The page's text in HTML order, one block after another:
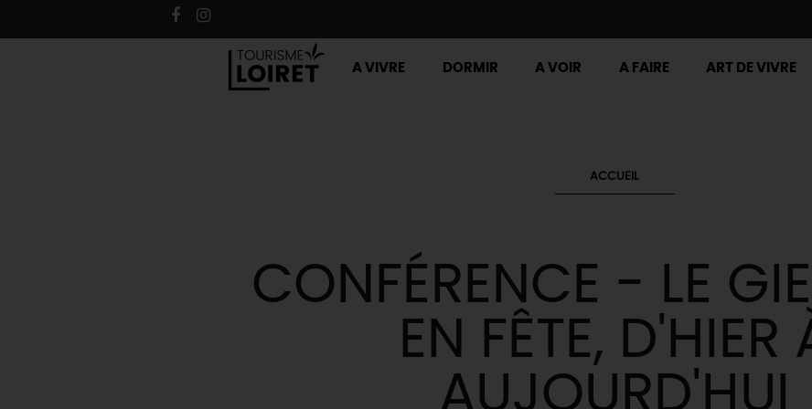
A VIVRE DORMIR A VOIR A FAIRE ART DE VIVRE
ACCUEIL
CONFÉRENCE - LE
EN FÊTE, D'HIER
AUJOURD'HUI